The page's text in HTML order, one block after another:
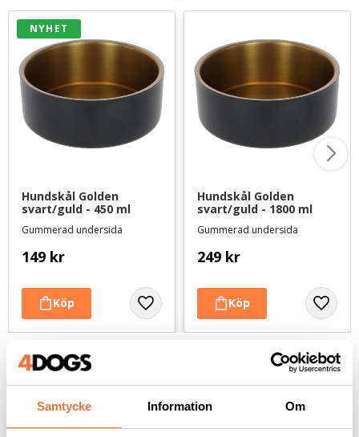
Samtycke Information Om
Hundskål Golden
svart/guld - 450 ml
Gummerad undersida
149 kr
NYHET
Hundskål Golden
svart/guld - 1800 ml
Gummerad undersida
249 kr